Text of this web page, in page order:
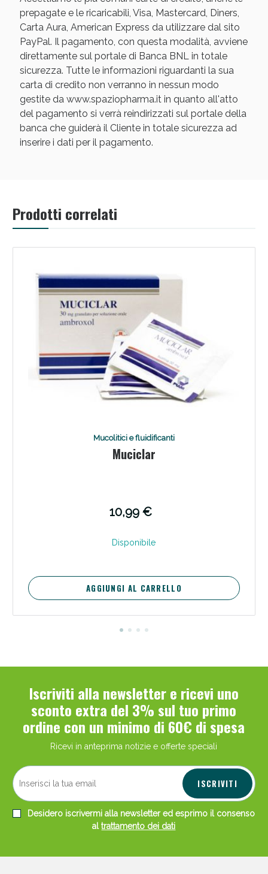
prepagate e le ricaricabili, Visa, Mastercard, Diners,
Carta Aura, American Express da utilizzare dal sito
PayPal. Il pagamento, con questa modalità, avviene
direttamente sul portale di Banca BNL in totale
sicurezza. Tutte le informazioni riguardanti la sua
carta di credito non verranno in nessun modo
gestite da www.spaziopharma.it in quanto all'atto
del pagamento si verrà reindirizzati sul portale della
banca che guiderà il Cliente in totale sicurezza ad
inserire i dati per il pagamento.
Prodotti correlati
Mucolitici e fluidificanti
Muciclar
10,99 €
Disponibile
AGGIUNGI AL CARRELLO
Iscriviti alla newsletter e ricevi uno
sconto extra del 3% sul tuo primo
ordine con un minimo di 60€ di spesa
Ricevi in anteprima notizie e offerte speciali
ISCRIVITI
Desidero iscrivermi alla newsletter ed esprimo il consenso
altrattamento dei dati